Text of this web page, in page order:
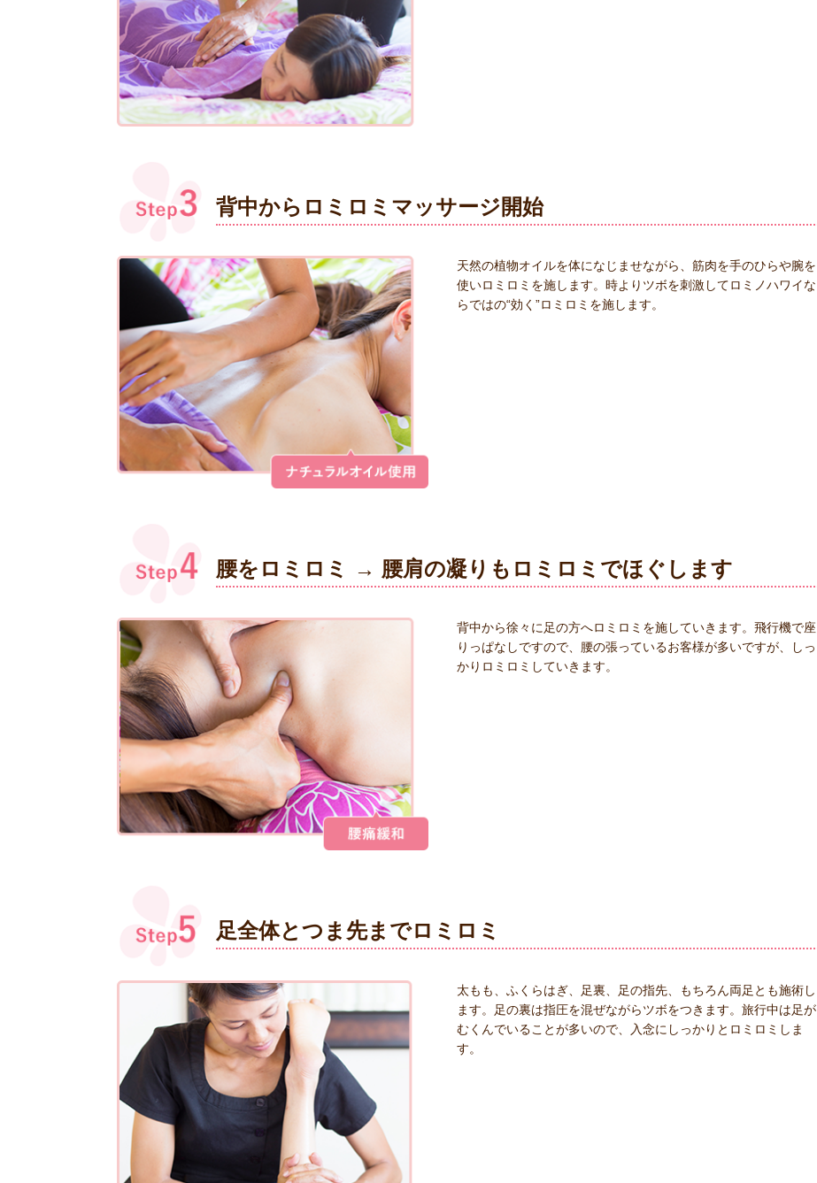
背中からロミロミマッサージ開始
天然の植物オイルを体になじませながら、筋肉を手のひらや腕を
使いロミロミを施します。時よりツボを刺激してロミノハワイな
らではの“効く”ロミロミを施します。
腰をロミロミ → 腰肩の凝りもロミロミでほぐします
背中から徐々に足の方へロミロミを施していきます。飛行機で座
りっぱなしですので、腰の張っているお客様が多いですが、しっ
かりロミロミしていきます。
足全体とつま先までロミロミ
太もも、ふくらはぎ、足裏、足の指先、もちろん両足とも施術し
ます。足の裏は指圧を混ぜながらツボをつきます。旅行中は足が
むくんでいることが多いので、入念にしっかりとロミロミしま
す。